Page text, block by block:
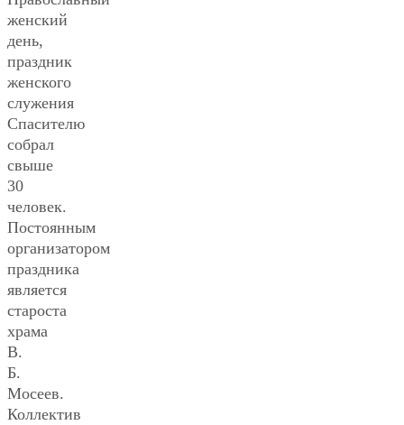
женский
день,
праздник
женского
служения
Спасителю
собрал
свыше
30
человек.
Постоянным
организатором
праздника
является
староста
храма
В.
Б.
Мосеев.
Коллектив